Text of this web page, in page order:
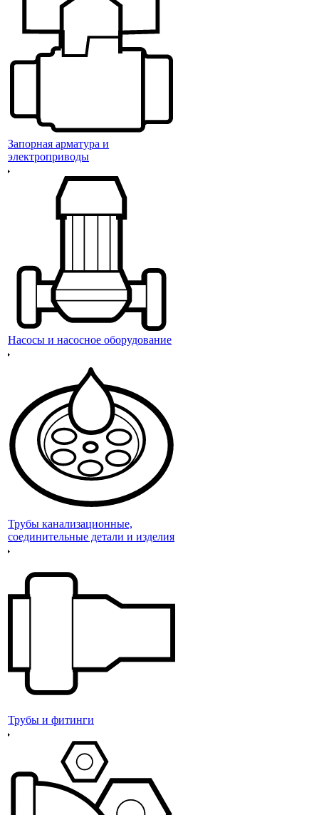
Запорная арматура и
электроприводы
Насосы и насосное оборудование
Трубы канализационные,
соединительные детали и изделия
Трубы и фитинги